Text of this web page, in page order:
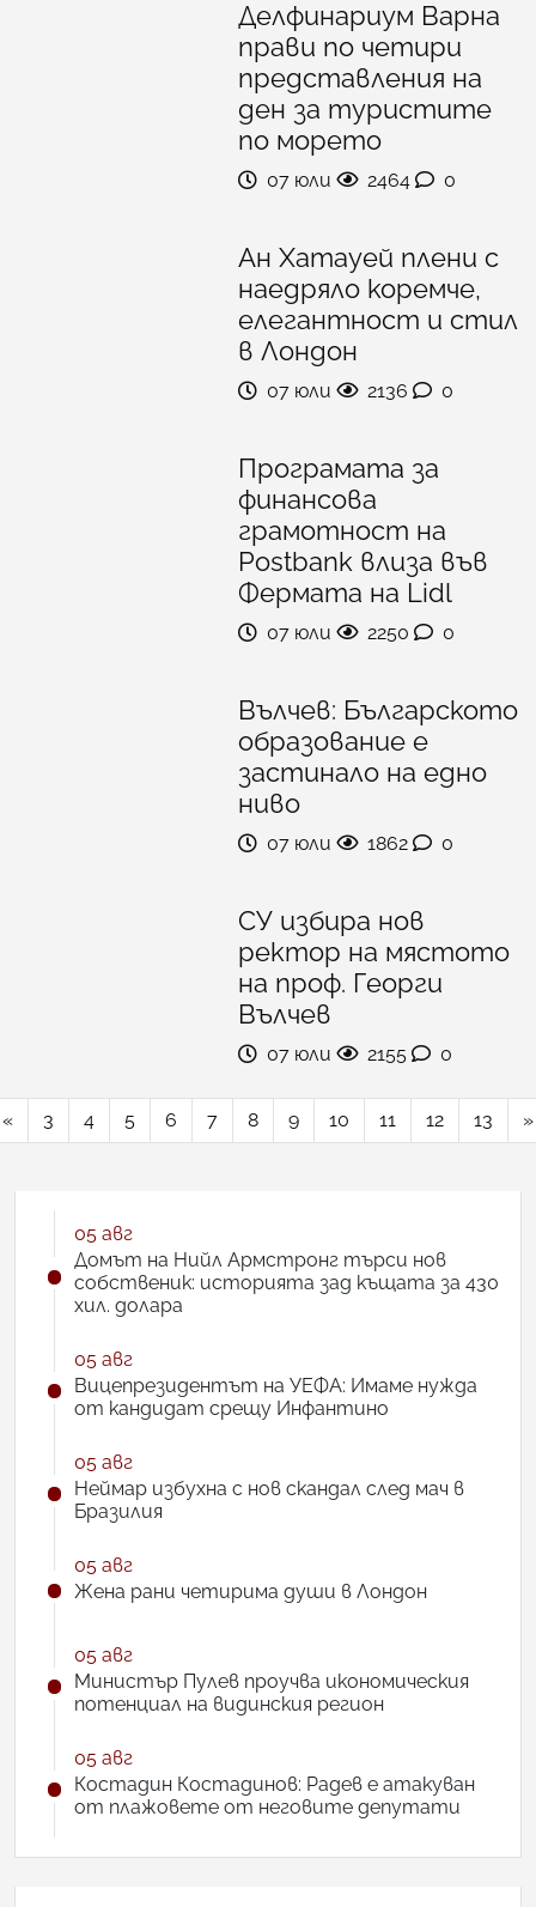
Делфинариум Варна
прави по четири
представления на
ден за туристите
по морето
07 юли 2464 0
Ан Хатауей плени с
наедряло коремче,
елегантност и стил
в Лондон
07 юли 2136 0
Програмата за
финансова
грамотност на
Postbank влиза във
Фермата на Lidl
07 юли 2250 0
Вълчев: Българското
образование е
застинало на едно
ниво
07 юли 1862 0
СУ избира нов
ректор на мястото
на проф. Георги
Вълчев
07 юли 2155 0
« 3 4 5 6 7 8 9 10 11 12 13 »
05 авг
Домът на Нийл Армстронг търси нов
собственик: историята зад къщата за 430
хил. долара
05 авг
Вицепрезидентът на УЕФА: Имаме нужда
от кандидат срещу Инфантино
05 авг
Неймар избухна с нов скандал след мач в
Бразилия
05 авг
Жена рани четирима души в Лондон
05 авг
Министър Пулев проучва икономическия
потенциал на видинския регион
05 авг
Костадин Костадинов: Радев е атакуван
от плажoвете от неговите депутати